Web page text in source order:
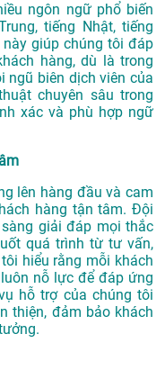
ngôn ngữ phổ biến
tiếng Nhật, tiếng
giúp chúng tôi đáp
hàng, dù là trong
ngũ biên dịch viên của
chuyên sâu trong
xác và phù hợp ngữ
lên hàng đầu và cam
hàng tận tâm. Đội
giải đáp mọi thắc
quá trình từ tư vấn,
hiểu rằng mỗi khách
nỗ lực để đáp ứng
hỗ trợ của chúng tôi
thiện, đảm bảo khách